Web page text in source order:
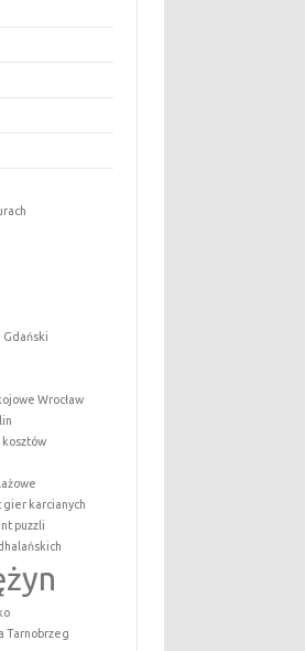
Gdański
Wrocław
gier karcianych
puzzli
Tarnobrzeg